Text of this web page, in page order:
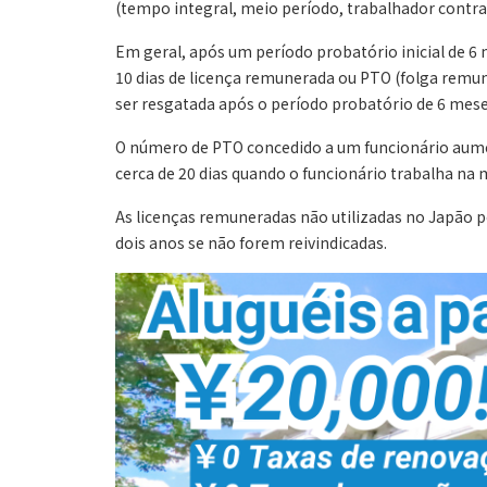
(tempo integral, meio período, trabalhador
Em geral, após um período probatório inicial de
10 dias de licença remunerada ou PTO (folga
ser resgatada após o período probatório de 6
O número de PTO concedido a um funcionário
cerca de 20 dias quando o funcionário trabalha na
As licenças remuneradas não utilizadas no Japão
dois anos se não forem reivindicadas.